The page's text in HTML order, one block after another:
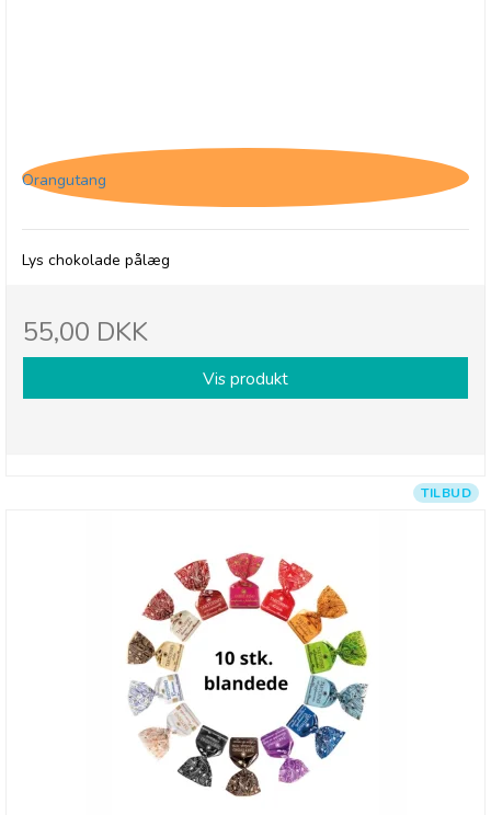
Orangutang
Lys chokolade pålæg
55,00 DKK
Vis produkt
TILBUD